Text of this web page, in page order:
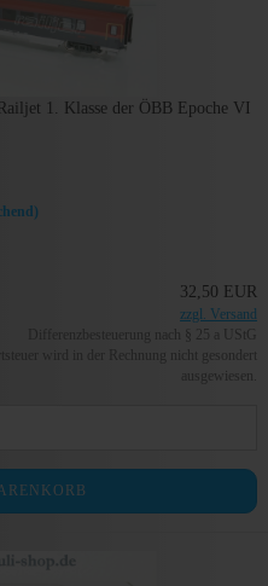
1. Klasse der ÖBB Epoche VI
32,50 EUR
zzgl. Versand
Differenzbesteuerung nach § 25 a UStG
wird in der Rechnung nicht gesondert
ausgewiesen.